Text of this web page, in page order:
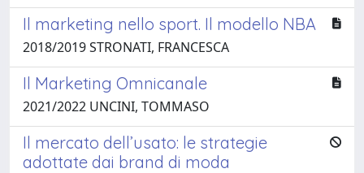
Il marketing nello sport. Il modello NBA
2018/2019 STRONATI, FRANCESCA
Il Marketing Omnicanale
2021/2022 UNCINI, TOMMASO
Il mercato dell’usato: le strategie
adottate dai brand di moda